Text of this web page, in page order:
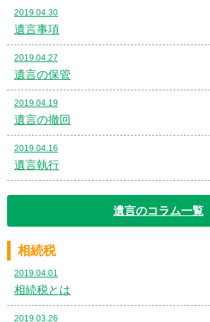
2019.04.30
遺言事項
2019.04.27
遺言の保管
2019.04.19
遺言の撤回
2019.04.16
遺言執行
遺言のコラム一覧
相続税
2019.04.01
相続税とは
2019.03.26